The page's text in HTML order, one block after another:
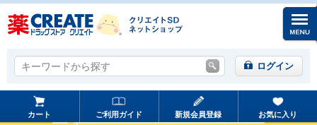
キーワードから探す
キーワードから探す ログイン
カート ご利用ガイド 新規会員登録 お気に入り